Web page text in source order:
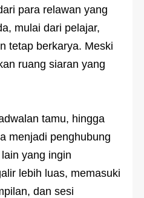
para relawan yang
mulai dari pelajar,
tetap berkarya. Meski
ruang siaran yang
tamu, hingga
menjadi penghubung
yang ingin
lebih luas, memasuki
dan sesi